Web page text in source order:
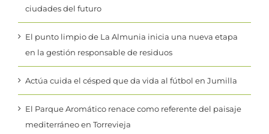
ciudades del futuro
El punto limpio de La Almunia inicia una nueva etapa
en la gestión responsable de residuos
Actúa cuida el césped que da vida al fútbol en Jumilla
El Parque Aromático renace como referente del paisaje
mediterráneo en Torrevieja